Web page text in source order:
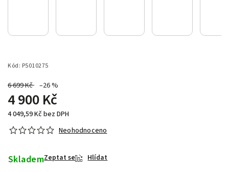
Kód: P5010275
6 699 Kč –26 %
4 900 Kč
4 049,59 Kč bez DPH
Neohodnoceno
SklademZeptat se Hlídat